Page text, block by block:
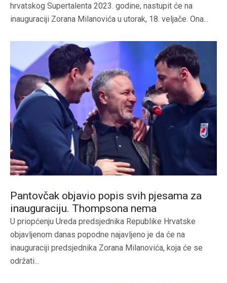
hrvatskog Supertalenta 2023. godine, nastupit će na
inauguraciji Zorana Milanovića u utorak, 18. veljače. Ona...
Pantovčak objavio popis svih pjesama za
inauguraciju. Thompsona nema
U priopćenju Ureda predsjednika Republike Hrvatske
objavljenom danas popodne najavljeno je da će na
inauguraciji predsjednika Zorana Milanovića, koja će se
održati...